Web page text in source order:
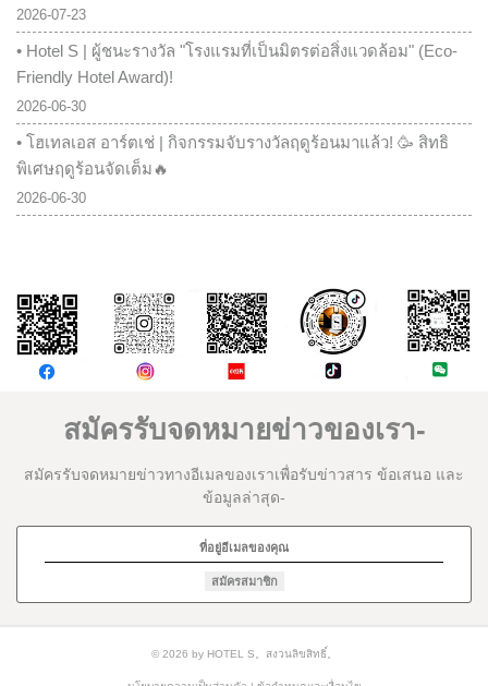
2026-07-23
• Hotel S | ผู้ชนะรางวัล "โรงแรมที่เป็นมิตรต่อสิ่งแวดล้อม" (Eco-
Friendly Hotel Award)!
2026-06-30
• โฮเทลเอส อาร์ตเช่ | กิจกรรมจับรางวัลฤดูร้อนมาแล้ว! 🥳 สิทธิ
พิเศษฤดูร้อนจัดเต็ม🔥
2026-06-30
ความคิดเห็น
สมัครรับจดหมายข่าวของเรา-
สมัครรับจดหมายข่าวทางอีเมลของเราเพื่อรับข่าวสาร ข้อเสนอ และ
ข้อมูลล่าสุด-
สมัครสมาชิก
© 2026 by HOTEL S。สงวนลิขสิทธิ์。